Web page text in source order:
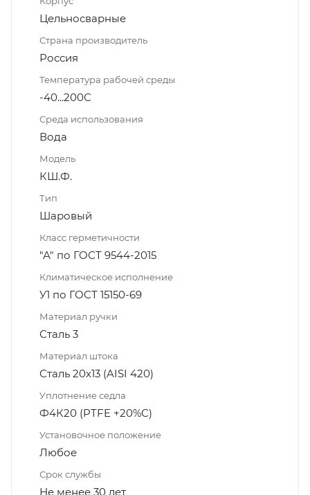
Цельносварные
Страна производитель
Россия
Температура рабочей среды
-40...200С
Среда использования
Вода
Модель
КШ.Ф.
Тип
Шаровый
Класс герметичности
"А" по ГОСТ 9544-2015
Климатическое исполнение
У1 по ГОСТ 15150-69
Материал ручки
Сталь 3
Материал штока
Сталь 20х13 (AISI 420)
Уплотнение седла
Ф4К20 (PTFE +20%C)
Установочное положение
Любое
Срок службы
Не менее 30 лет